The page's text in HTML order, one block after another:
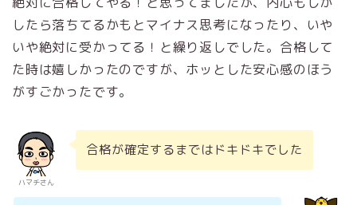
したら落ちてるかもとマイナス思考になったり、いや
いや絶対に受かってる！と繰り返しでした。合格して
た時は嬉しかったのですが、ホッとした安心感のほう
がすごかったです。
ハマチさん
合格が確定するまではドキドキでした